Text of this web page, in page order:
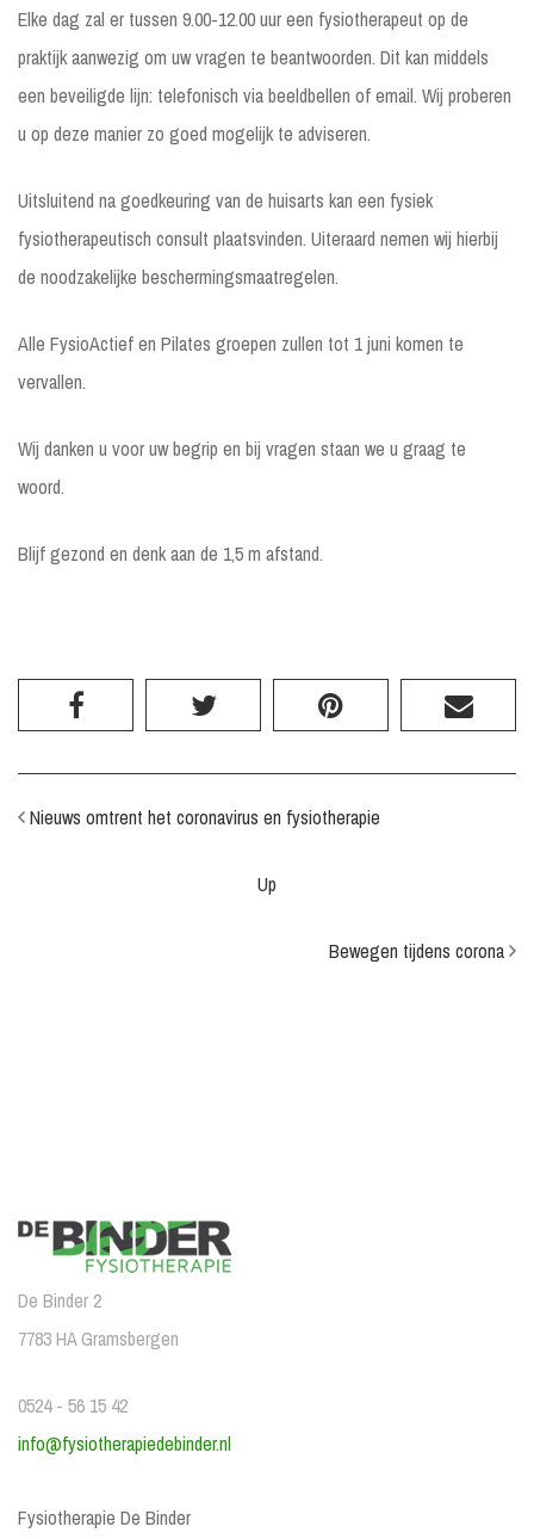
Elke dag zal er tussen 9.00-12.00 uur een fysiotherapeut op de
praktijk aanwezig om uw vragen te beantwoorden. Dit kan middels
een beveiligde lijn: telefonisch via beeldbellen of email. Wij proberen
u op deze manier zo goed mogelijk te adviseren.
Uitsluitend na goedkeuring van de huisarts kan een fysiek
fysiotherapeutisch consult plaatsvinden. Uiteraard nemen wij hierbij
de noodzakelijke beschermingsmaatregelen.
Alle FysioActief en Pilates groepen zullen tot 1 juni komen te
vervallen.
Wij danken u voor uw begrip en bij vragen staan we u graag te
woord.
Blijf gezond en denk aan de 1,5 m afstand.
Nieuws omtrent het coronavirus en fysiotherapie
Up
Bewegen tijdens corona
De Binder 2
7783 HA Gramsbergen
0524 - 56 15 42
info@fysiotherapiedebinder.nl
Fysiotherapie De Binder